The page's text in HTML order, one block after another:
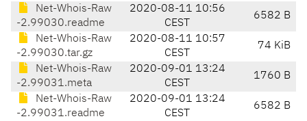
Net-Whois-Raw
-2.99030.readme
2020-08-11 10:56
CEST
6582 B
Net-Whois-Raw
-2.99030.tar.gz
2020-08-11 10:57
CEST
74 KiB
Net-Whois-Raw
-2.99031.meta
2020-09-01 13:24
CEST
1760 B
Net-Whois-Raw
-2.99031.readme
2020-09-01 13:24
CEST
6582 B